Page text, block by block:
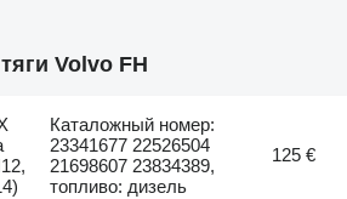
Volvo FH
Каталожный номер:
23341677 22526504
21698607 23834389,
топливо: дизель
125 €